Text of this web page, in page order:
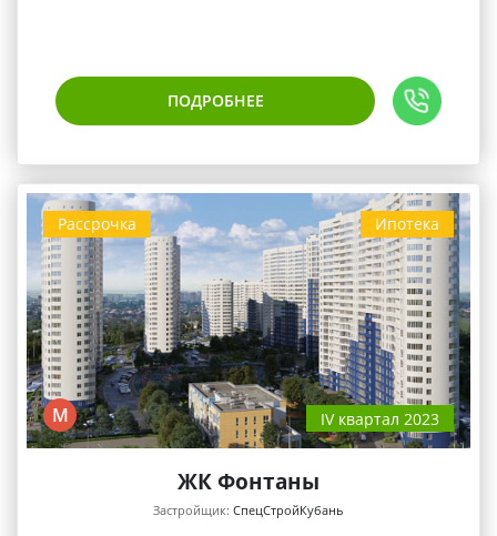
ПОДРОБНЕЕ
Ипотека
Рассрочка
М IV квартал 2023
ЖК Фонтаны
Застройщик: СпецСтройКубань